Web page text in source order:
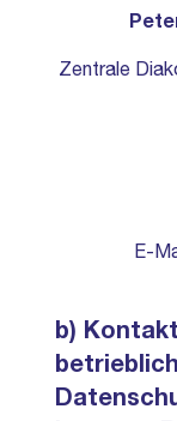
Zentrale
E-
b)